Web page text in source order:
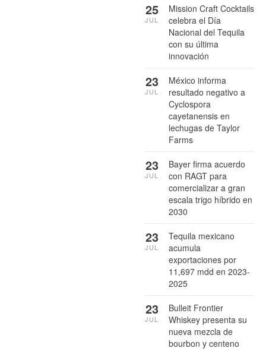
Mission Craft Cocktails
celebra el Día
Nacional del Tequila
con su última
innovación
25
JUL
México informa
resultado negativo a
Cyclospora
cayetanensis en
lechugas de Taylor
Farms
23
JUL
Bayer firma acuerdo
con RAGT para
comercializar a gran
escala trigo híbrido en
2030
23
JUL
Tequila mexicano
acumula
exportaciones por
11,697 mdd en 2023-
2025
23
JUL
Bulleit Frontier
Whiskey presenta su
nueva mezcla de
bourbon y centeno
23
JUL